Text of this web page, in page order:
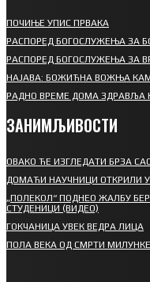
ПОЧИЊЕ УПИС ПРВАКА
РАСПОРЕД БОГОСЛУЖЕЊА ЗА
РАСПОРЕД БОГОСЛУЖЕЊА ЗА
НАЈАВА: БОЖИЋНА ВОЖЊА
РАДНО ВРЕМЕ ДОМА ЗДРАВЉА
ЗАНИМЉИВОСТИ
ОВАКО ЋЕ ИЗГЛЕДАТИ БРЗА
ДОМАЋИ НАУЧНИЦИ ОТКРИЛИ
„ПОЛЕКОЛ“ ПОДНЕО ЖАЛБУ
СТУДЕНИЦИ (ВИДЕО)
ГОКЧАНИЦА УВЕК ВЕДРА ЛИЦА
ПОЛА ВЕКА ОД СМРТИ